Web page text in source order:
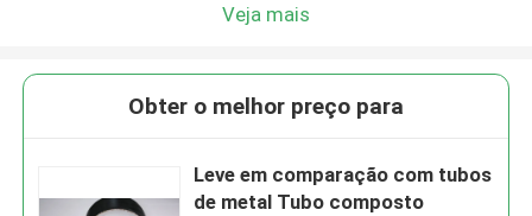
Veja mais
Obter o melhor preço para
Leve em comparação com tubos
de metal Tubo composto